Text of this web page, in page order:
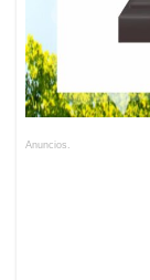
Anuncios.